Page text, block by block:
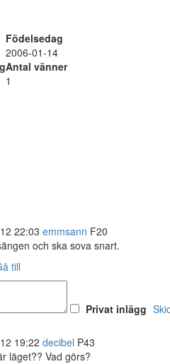
Födelsedag
2006-01-14
Antal vänner
1
22:03 emmsann F20
och ska sova snart.
till
Privat inlägg
19:22 decibel P43
läget?? Vad görs?